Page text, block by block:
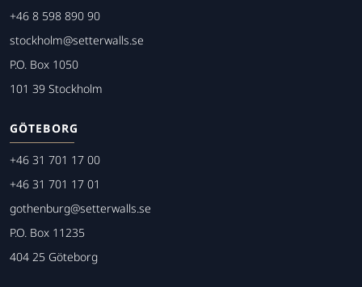
+46 8 598 890 90
stockholm@setterwalls.se
P.O. Box 1050
101 39 Stockholm
GÖTEBORG
+46 31 701 17 00
+46 31 701 17 01
gothenburg@setterwalls.se
P.O. Box 11235
404 25 Göteborg